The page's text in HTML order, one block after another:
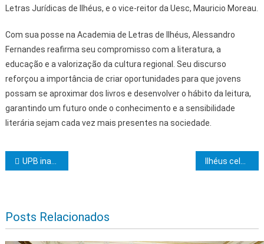
Letras Jurídicas de Ilhéus, e o vice-reitor da Uesc, Mauricio Moreau.
Com sua posse na Academia de Letras de Ilhéus, Alessandro
Fernandes reafirma seu compromisso com a literatura, a
educação e a valorização da cultura regional. Seu discurso
reforçou a importância de criar oportunidades para que jovens
possam se aproximar dos livros e desenvolver o hábito da leitura,
garantindo um futuro onde o conhecimento e a sensibilidade
literária sejam cada vez mais presentes na sociedade.
Navegação de Post
UPB inaugura Espaço UPB Mulheres Municipalistas e entrega melhorias para atender gestores Ilhéus celebra o Dia Internacional da Enfermagem com evento especial
Posts Relacionados